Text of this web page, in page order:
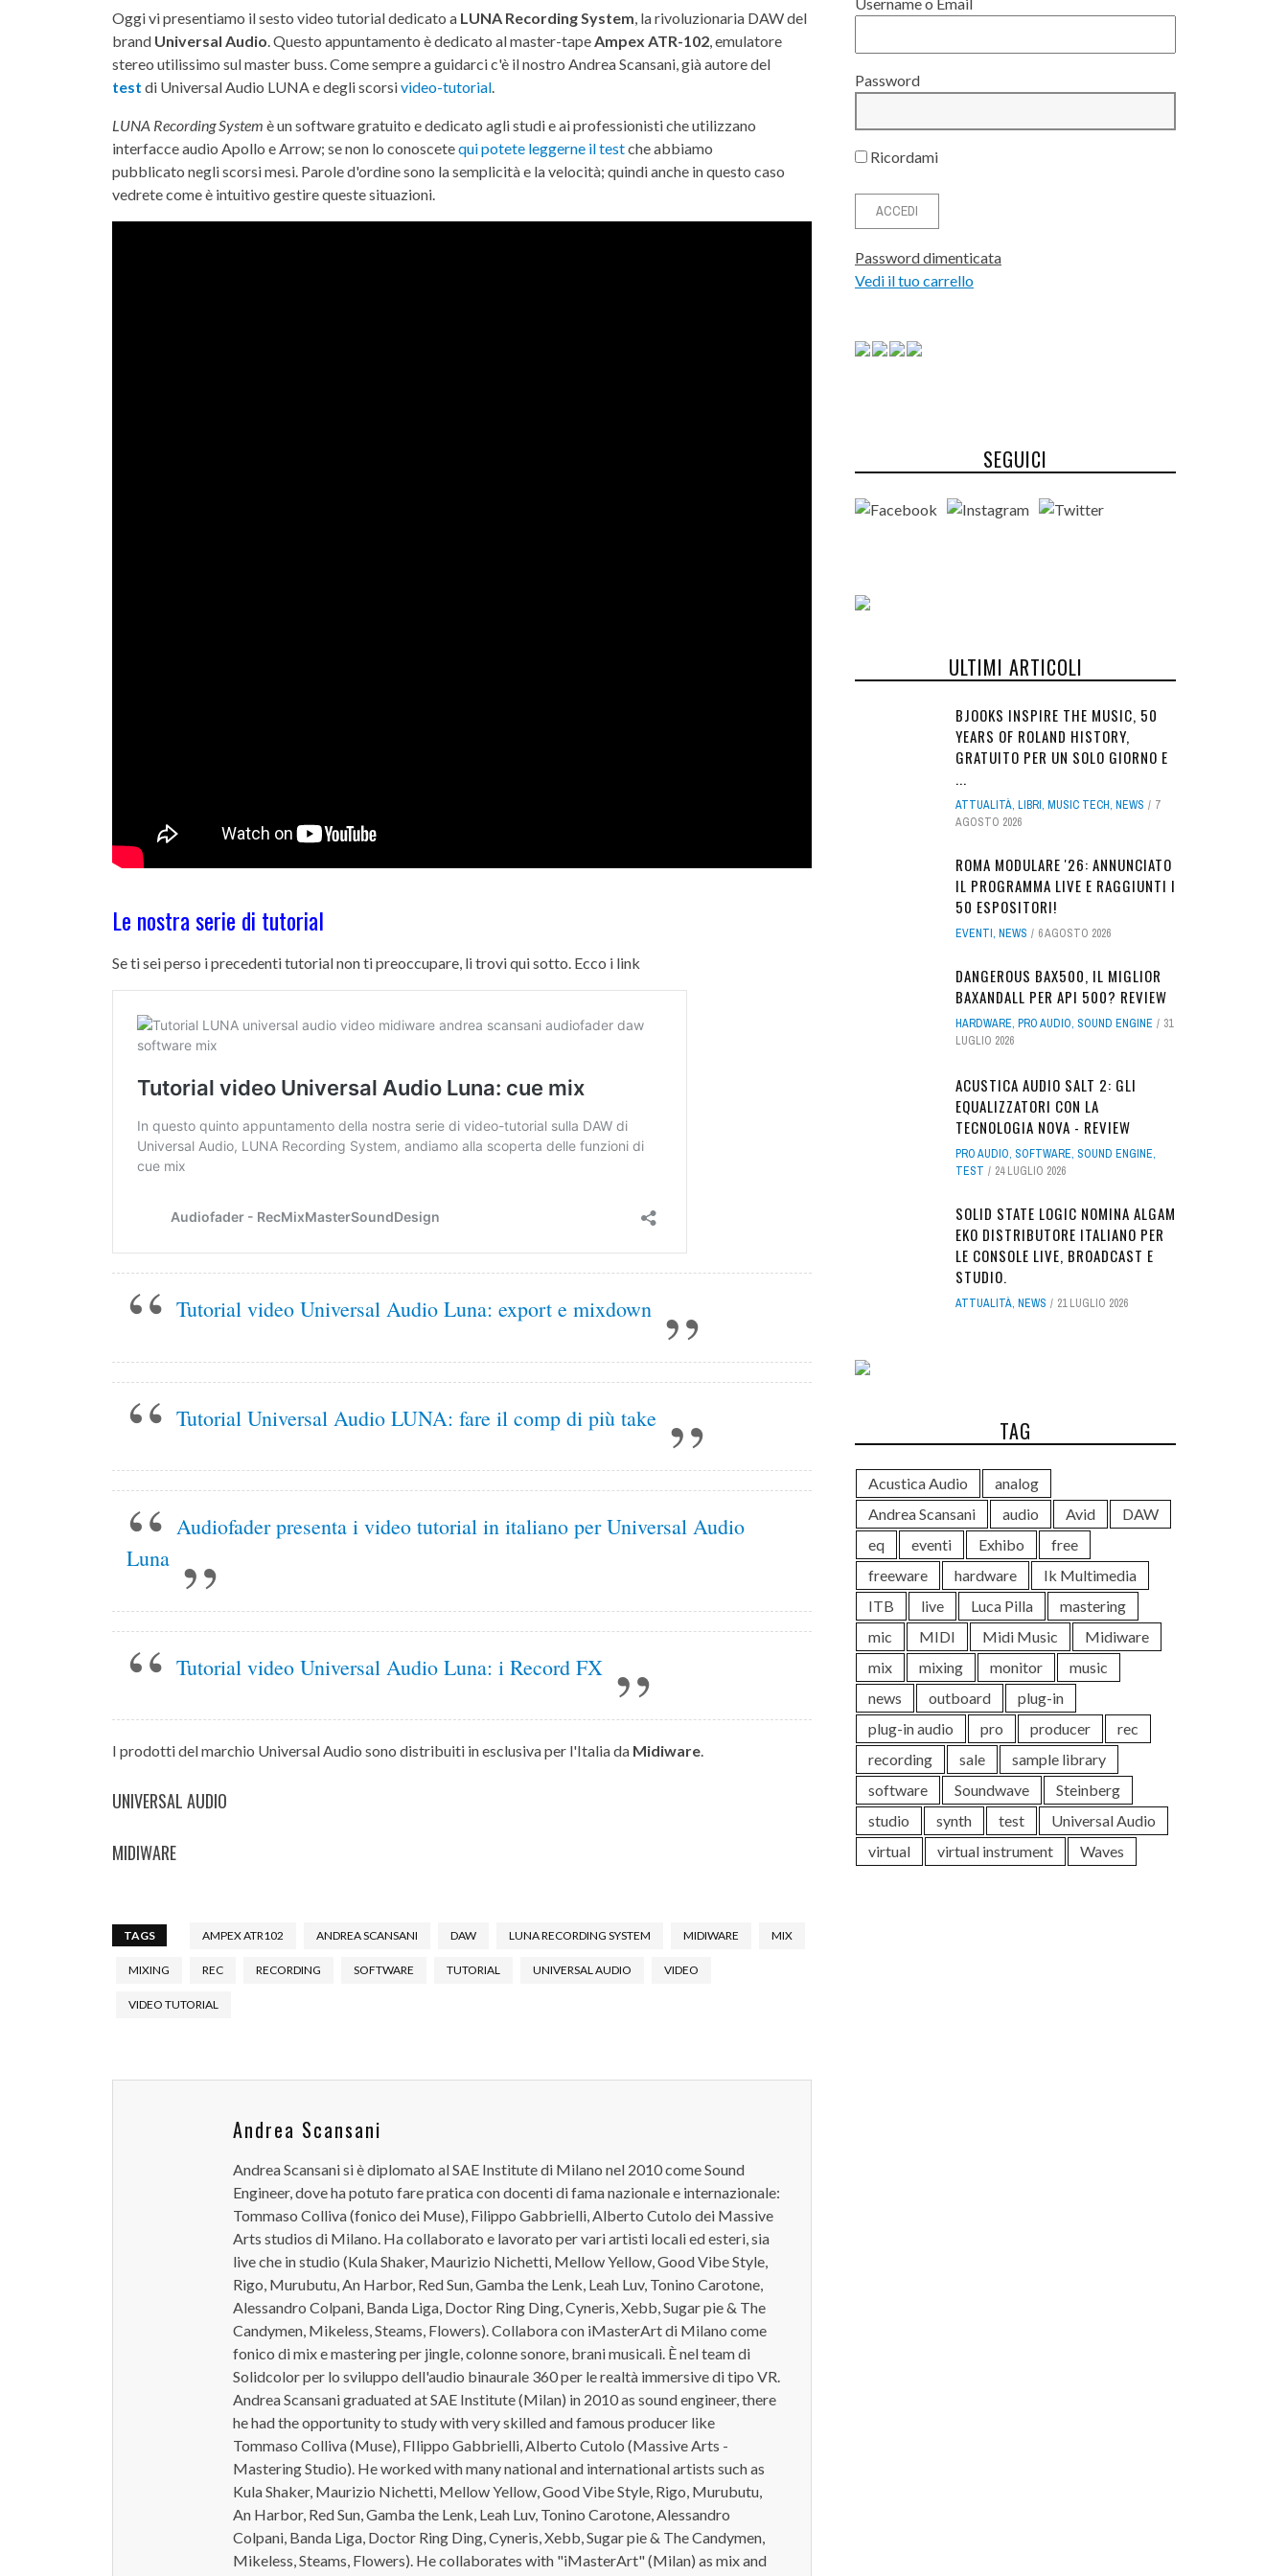
Oggi vi presentiamo il sesto video tutorial dedicato a LUNA Recording System, la rivoluzionaria DAW del
brand Universal Audio. Questo appuntamento è dedicato al master-tapeAmpex ATR-102, emulatore
stereo utilissimo sul master buss. Come sempre a guidarci c'è il nostro Andrea Scansani, già autore del
test di Universal Audio LUNA e degli scorsivideo-tutorial.
LUNA Recording System è un software gratuito e dedicato agli studi e ai professionisti che utilizzano
interfacce audio Apollo e Arrow; se non lo conoscetequi potete leggerne il testche abbiamo
pubblicato negli scorsi mesi. Parole d'ordine sono la semplicità e la velocità; quindi anche in questo caso
vedrete come è intuitivo gestire queste situazioni.
Le nostra serie di tutorial
Se ti sei perso i precedenti tutorial non ti preoccupare, li trovi qui sotto. Ecco i link
Tutorial video Universal Audio Luna: export e mixdown
Tutorial Universal Audio LUNA: fare il comp di più take
Audiofader presenta i video tutorial in italiano per Universal Audio
Luna
Tutorial video Universal Audio Luna: i Record FX
I prodotti del marchio Universal Audio sono distribuiti in esclusiva per l'Italia da Midiware.
UNIVERSAL AUDIO
MIDIWARE
TAGS AMPEX ATR102 ANDREA SCANSANI DAW LUNA RECORDING SYSTEM MIDIWARE MIX
MIXING REC RECORDING SOFTWARE TUTORIAL UNIVERSAL AUDIO VIDEO
VIDEO TUTORIAL
Andrea Scansani
Andrea Scansani si è diplomato al SAE Institute di Milano nel 2010 come Sound
Engineer, dove ha potuto fare pratica con docenti di fama nazionale e internazionale:
Tommaso Colliva (fonico dei Muse), Filippo Gabbrielli, Alberto Cutolo dei Massive
Arts studios di Milano. Ha collaborato e lavorato per vari artisti locali ed esteri, sia
live che in studio (Kula Shaker, Maurizio Nichetti, Mellow Yellow, Good Vibe Style,
Rigo, Murubutu, An Harbor, Red Sun, Gamba the Lenk, Leah Luv, Tonino Carotone,
Alessandro Colpani, Banda Liga, Doctor Ring Ding, Cyneris, Xebb, Sugar pie & The
Candymen, Mikeless, Steams, Flowers). Collabora con iMasterArt di Milano come
fonico di mix e mastering per jingle, colonne sonore, brani musicali. È nel team di
Solidcolor per lo sviluppo dell'audio binaurale 360 per le realtà immersive di tipo VR.
Andrea Scansani graduated at SAE Institute (Milan) in 2010 as sound engineer, there
he had the opportunity to study with very skilled and famous producer like
Tommaso Colliva (Muse), FIlippo Gabbrielli, Alberto Cutolo (Massive Arts -
Mastering Studio). He worked with many national and international artists such as
Kula Shaker, Maurizio Nichetti, Mellow Yellow, Good Vibe Style, Rigo, Murubutu,
An Harbor, Red Sun, Gamba the Lenk, Leah Luv, Tonino Carotone, Alessandro
Colpani, Banda Liga, Doctor Ring Ding, Cyneris, Xebb, Sugar pie & The Candymen,
Mikeless, Steams, Flowers). He collaborates with "iMasterArt" (Milan) as mix and
Password
Ricordami
Password dimenticata
Vedi il tuo carrello
SEGUICI
ULTIMI ARTICOLI
BJOOKS INSPIRE THE MUSIC, 50
YEARS OF ROLAND HISTORY,
GRATUITO PER UN SOLO GIORNO E
...
ATTUALITÀ, LIBRI, MUSIC TECH, NEWS
7
AGOSTO 2026
ROMA MODULARE '26: ANNUNCIATO
IL PROGRAMMA LIVE E RAGGIUNTI I
50 ESPOSITORI!
EVENTI, NEWS 6 AGOSTO 2026
DANGEROUS BAX500, IL MIGLIOR
BAXANDALL PER API 500? REVIEW
HARDWARE, PRO AUDIO, SOUND ENGINE
31
LUGLIO 2026
ACUSTICA AUDIO SALT 2: GLI
EQUALIZZATORI CON LA
TECNOLOGIA NOVA - REVIEW
PRO AUDIO, SOFTWARE, SOUND ENGINE,
TEST
24 LUGLIO 2026
SOLID STATE LOGIC NOMINA ALGAM
EKO DISTRIBUTORE ITALIANO PER
LE CONSOLE LIVE, BROADCAST E
STUDIO.
ATTUALITÀ, NEWS 21 LUGLIO 2026
TAG
Acustica Audio
analog
Andrea Scansani
audio Avid
DAW
eq
eventi Exhibo
free
freeware
hardware
Ik Multimedia
ITB
live Luca Pilla
mastering
mic
MIDI Midi Music
Midiware
mix
mixing monitor
music
news
outboard
plug-in
plug-in audio
pro producer
rec
recording
sale
sample library
software
Soundwave
Steinberg
studio
synth test
Universal Audio
virtual
virtual instrument Waves